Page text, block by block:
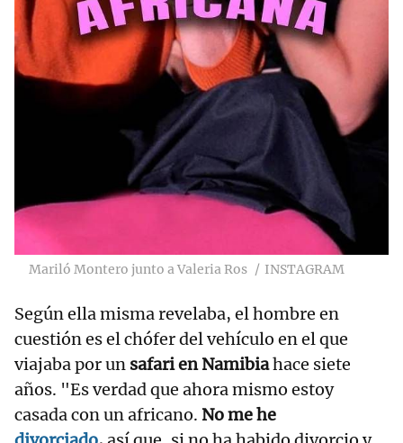
Mariló Montero junto a Valeria Ros INSTAGRAM
Según ella misma revelaba, el hombre en
cuestión es el chófer del vehículo en el que
viajaba por un safari en Namibiahace siete
años. "Es verdad que ahora mismo estoy
casada con un africano. No me he